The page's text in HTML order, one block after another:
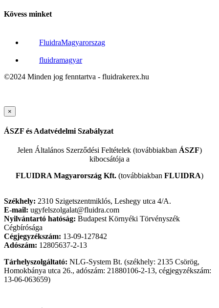
Kövess minket
FluidraMagyarorszag
fluidramagyar
©2024 Minden jog fenntartva - fluidrakerex.hu
×
ÁSZF és Adatvédelmi Szabályzat
Jelen Általános Szerződési Feltételek (továbbiakban ÁSZF)
kibocsátója a
FLUIDRA Magyarország Kft. (továbbiakban FLUIDRA)
Székhely: 2310 Szigetszentmiklós, Leshegy utca 4/A.
E-mail: ugyfelszolgalat@fluidra.com
Nyilvántartó hatóság: Budapest Környéki Törvényszék
Cégbírósága
Cégjegyzékszám: 13-09-127842
Adószám: 12805637-2-13
Tárhelyszolgáltató: NLG-System Bt. (székhely: 2135 Csörög,
Homokbánya utca 26., adószám: 21880106-2-13, cégjegyzékszám:
13-06-063659)